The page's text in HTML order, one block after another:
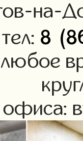
на-
тел: 8